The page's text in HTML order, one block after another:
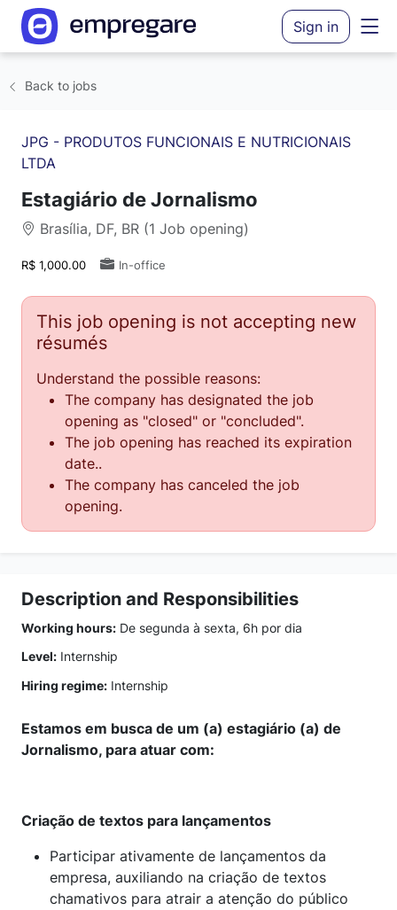
Sign in
Back to jobs
JPG - PRODUTOS FUNCIONAIS E NUTRICIONAIS
LTDA
Estagiário de Jornalismo
Brasília, DF, BR (1 Job opening)
R$ 1,000.00 In-office
This job opening is not accepting new
résumés
Understand the possible reasons:
The company has designated the job
opening as "closed" or "concluded".
The job opening has reached its expiration
date..
The company has canceled the job
opening.
Description and Responsibilities
Working hours: De segunda à sexta, 6h por dia
Level: Internship
Hiring regime: Internship
Estamos em busca de um (a) estagiário (a) de
Jornalismo, para atuar com:
Criação de textos para lançamentos
Participar ativamente de lançamentos da
empresa, auxiliando na criação de textos
chamativos para atrair a atenção do público